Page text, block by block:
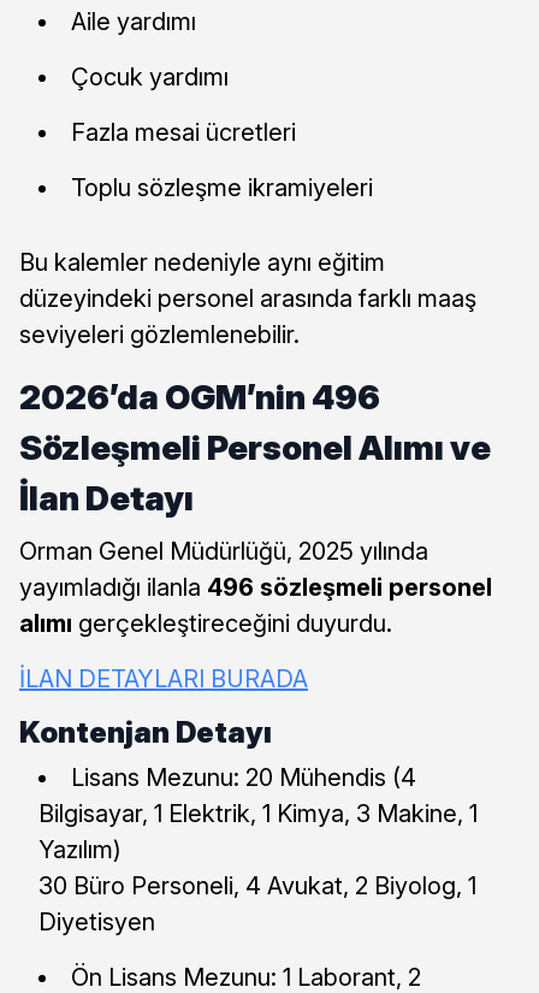
Aile yardımı
Çocuk yardımı
Fazla mesai ücretleri
Toplu sözleşme ikramiyeleri
Bu kalemler nedeniyle aynı eğitim
düzeyindeki personel arasında farklı maaş
seviyeleri gözlemlenebilir.
2026’da OGM’nin 496
Sözleşmeli Personel Alımı ve
İlan Detayı
Orman Genel Müdürlüğü, 2025 yılında
yayımladığı ilanla 496 sözleşmeli personel
alımı gerçekleştireceğini duyurdu.
İLAN DETAYLARI BURADA
Kontenjan Detayı
Lisans Mezunu: 20 Mühendis (4
Bilgisayar, 1 Elektrik, 1 Kimya, 3 Makine, 1
Yazılım)
30 Büro Personeli, 4 Avukat, 2 Biyolog, 1
Diyetisyen
Ön Lisans Mezunu: 1 Laborant, 2